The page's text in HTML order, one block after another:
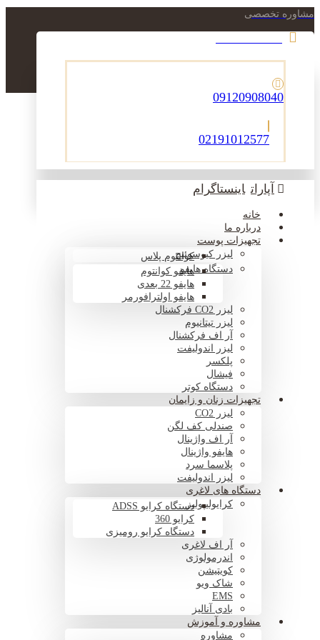
مشاوره تخصصی
09120908040
02191012577
آپارات اینستاگرام
خانه
درباره ما
تجهیزات پوست
لیزر کیوسوئیچکوانتوم پلاس
دستگاه هایفوهایفو کوانتوم
هایفو 22 بعدی
هایفو اولترافورمر
لیزر CO2 فرکشنال
لیزر تیتانیوم
آر اف فرکشنال
لیزر اندولیفت
پلکسر
فیشال
دستگاه کوتر
تجهیزات زنان و زایمان
لیزر CO2
صندلی کف لگن
آر اف واژینال
هایفو واژینال
پلاسما سرد
لیزر اندولیفت
دستگاه های لاغری
کرایولیپولیزدستگاه کرایو ADSS
کرایو 360
دستگاه کرایو رومیزی
آر اف لاغری
اندرمولوژی
کویتیشن
شاک ویو
EMS
بادی آنالیز
مشاوره و آموزش
مشاوره